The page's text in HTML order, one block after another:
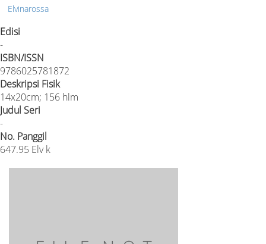
Elvinarossa
Edisi
-
ISBN/ISSN
9786025781872
Deskripsi Fisik
14x20cm; 156 hlm
Judul Seri
-
No. Panggil
647.95 Elv k